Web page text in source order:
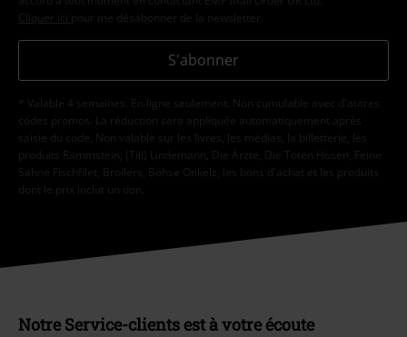
Cliquer ici pour me désabonner de la newsletter.
S'abonner
* Valable 4 semaines. En ligne seulement. Non cumulable avec d'autres
codes promos. La réduction sera appliquée automatiquement après
saisie du code. Non valable sur les livres, les médias, la billetterie, les
produits Rammstein, (Till) Lindemann, Die Ärzte, Die Toten Hosen, Feine
Sahne Fischfilet, Broilers, Böhse Onkelz, les bons d'achat et les produits
dont le prix inclut un don.
Notre Service-clients est à votre écoute